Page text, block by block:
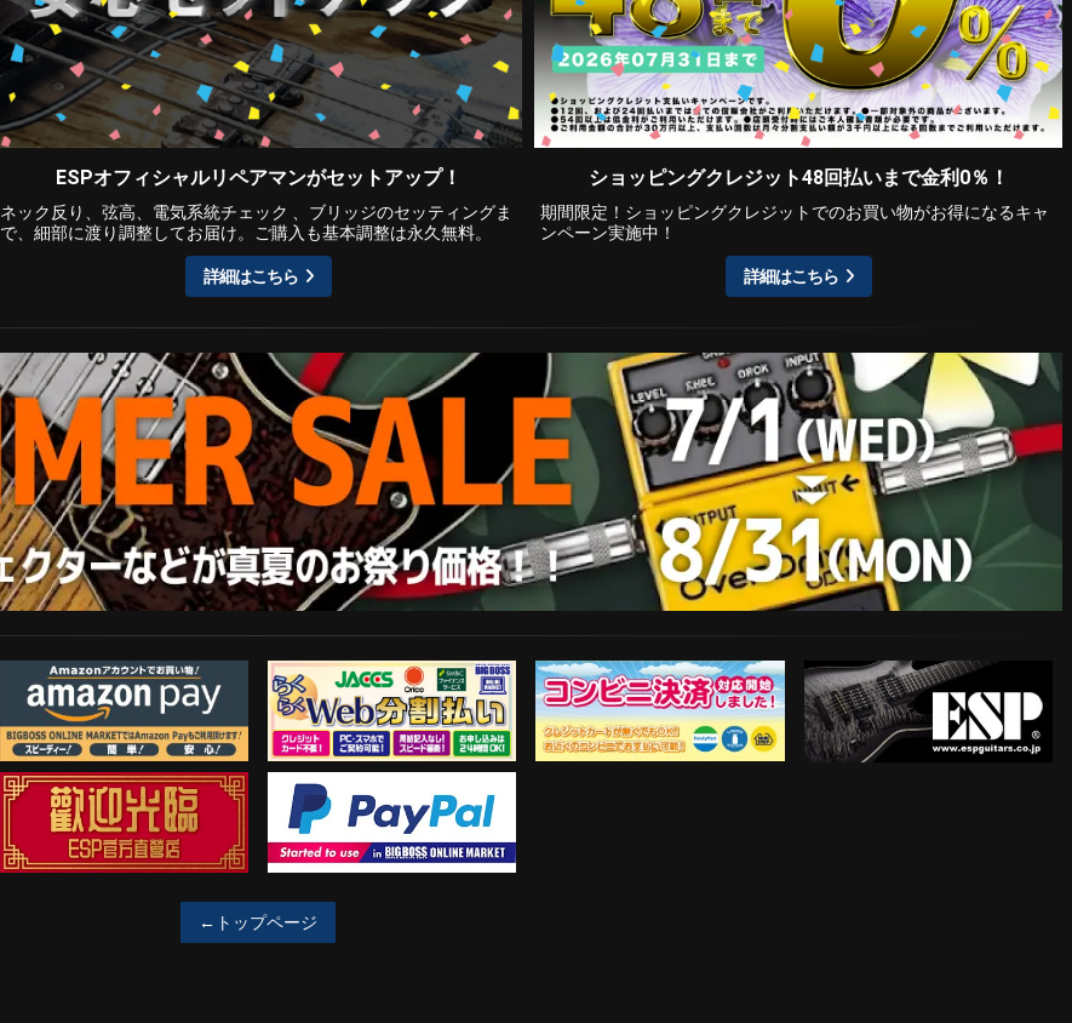
ESPオフィシャルリペアマンがセットアップ！
ネック反り、弦高、電気系統チェック 、ブリッジのセッティングま
で、細部に渡り調整してお届け。ご購入も基本調整は永久無料。
詳細はこちら
ショッピングクレジット48回払いまで金利0％！
期間限定！ショッピングクレジットでのお買い物がお得になるキャ
ンペーン実施中！
詳細はこちら
Amazon Pay らくらくWeb分割払い コンビニ決済対応開始！ ESP Guitars
歓迎工臨 PayPal決済がご利用可能！
←トップページ